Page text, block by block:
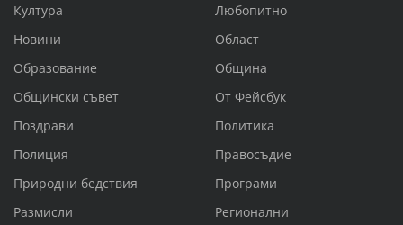
Култура
Любопитно
Новини
Област
Образование
Община
Общински съвет
От Фейсбук
Поздрави
Политика
Полиция
Правосъдие
Природни бедствия
Програми
Размисли
Регионални